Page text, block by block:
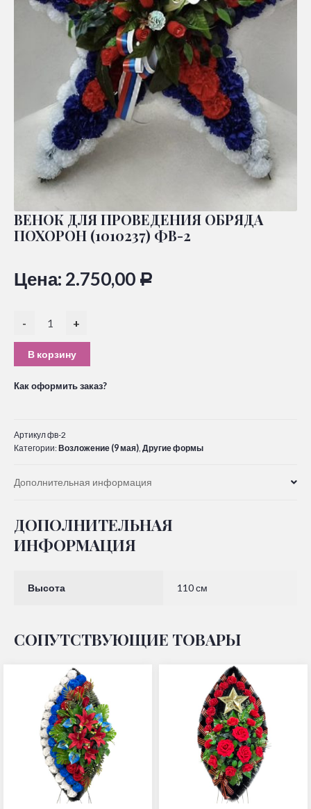
ВЕНОК ДЛЯ ПРОВЕДЕНИЯ ОБРЯДА
ПОХОРОН (1010237) ФВ-2
Цена: 2.750,00 Р
- +
В корзину
Как оформить заказ?
Артикулфв-2
Категории:Возложение (9 мая), Другие формы
Дополнительная информация
ДОПОЛНИТЕЛЬНАЯ
ИНФОРМАЦИЯ
Высота 110 см
СОПУТСТВУЮЩИЕ ТОВАРЫ